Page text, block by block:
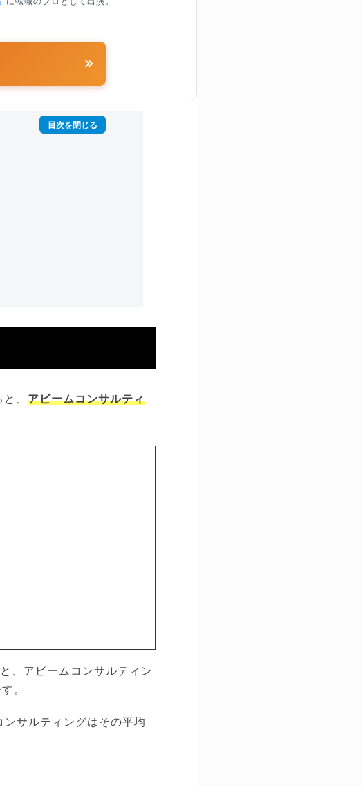
と、アビームコンサルティ
、アビームコンサルティン
。
サルティングはその平均